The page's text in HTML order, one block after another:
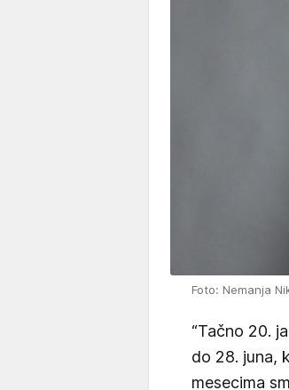
Foto: Nemanja
“Tačno 20.
do 28. juna,
mesecima